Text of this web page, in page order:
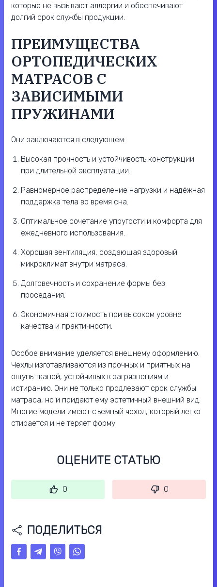
которые не вызывают аллергии и обеспечивают
долгий срок службы продукции.
ПРЕИМУЩЕСТВА
ОРТОПЕДИЧЕСКИХ
МАТРАСОВ С
ЗАВИСИМЫМИ
ПРУЖИНАМИ
Они заключаются в следующем:
Высокая прочность и устойчивость конструкции
при длительной эксплуатации.
Равномерное распределение нагрузки и надёжная
поддержка тела во время сна.
Оптимальное сочетание упругости и комфорта для
ежедневного использования.
Хорошая вентиляция, создающая здоровый
микроклимат внутри матраса.
Долговечность и сохранение формы без
проседания.
Экономичная стоимость при высоком уровне
качества и практичности.
Особое внимание уделяется внешнему оформлению.
Чехлы изготавливаются из прочных и приятных на
ощупь тканей, устойчивых к загрязнениям и
истиранию. Они не только продлевают срок службы
матраса, но и придают ему эстетичный внешний вид.
Многие модели имеют съемный чехол, который легко
стирается и не теряет форму.
ОЦЕНИТЕ СТАТЬЮ
0 0
ПОДЕЛИТЬСЯ